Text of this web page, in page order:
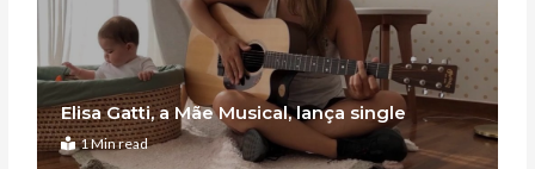
Elisa Gatti, a Mãe Musical, lança single
1 Min read